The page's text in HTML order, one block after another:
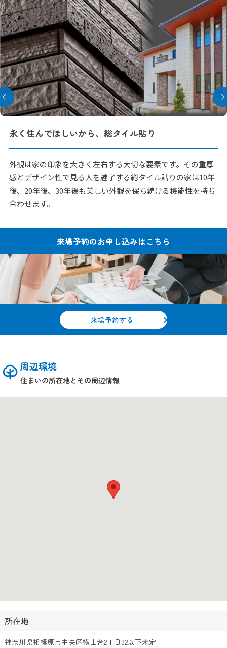
永く住んでほしいから、総タイル貼り
外観は家の印象を大きく左右する大切な要素です。その重厚
感とデザイン性で見る人を魅了する総タイル貼りの家は10年
後、20年後、30年後も美しい外観を保ち続ける機能性を持ち
合わせます。
来場予約のお申し込みはこちら
来場予約する
周辺環境
住まいの所在地とその周辺情報
所在地
神奈川県相模原市中央区横山台2丁目32以下未定